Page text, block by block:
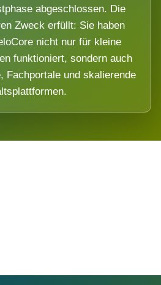
abgeschlossen. Die
Zweck erfüllt: Sie haben
nicht nur für kleine
funktioniert, sondern auch
Fachportale und skalierende